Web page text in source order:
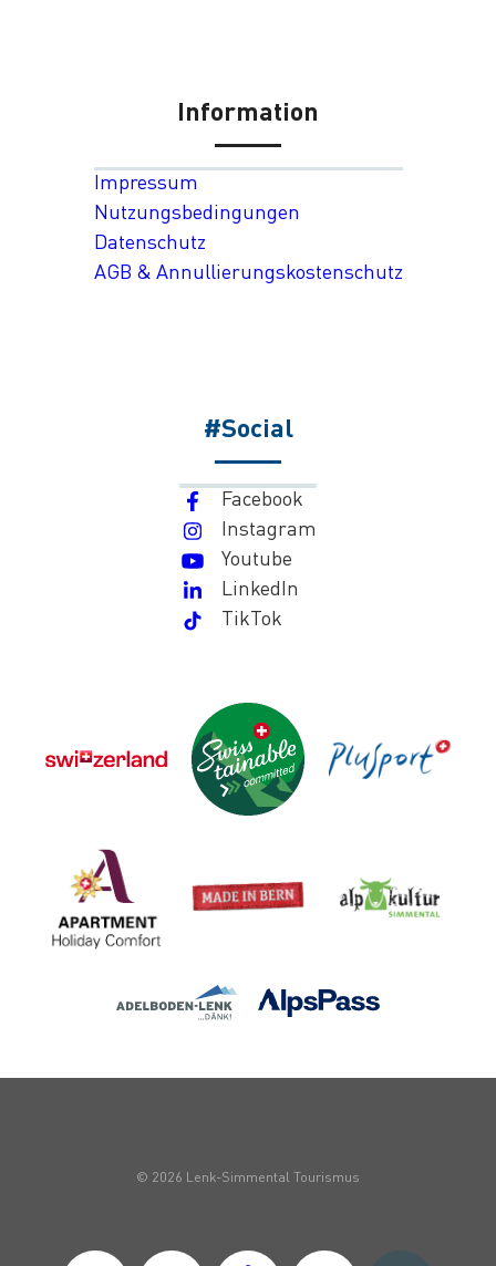
Information
Impressum
Nutzungsbedingungen
Datenschutz
AGB & Annullierungskostenschutz
#Social
Facebook
Instagram
Youtube
LinkedIn
TikTok
© 2026 Lenk-Simmental Tourismus